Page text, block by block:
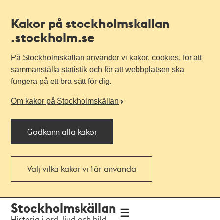
Kakor på stockholmskallan
.stockholm.se
På Stockholmskällan använder vi kakor, cookies, för att
sammanställa statistik och för att webbplatsen ska
fungera på ett bra sätt för dig.
Om kakor på Stockholmskällan
Godkänn alla kakor
Välj vilka kakor vi får använda
navigationen
huvudinnehållet
Stockholmskällan